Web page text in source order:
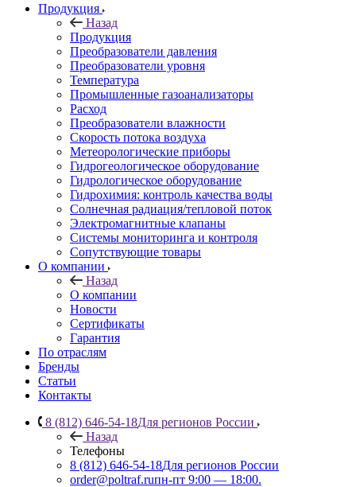
Продукция
Назад
Продукция
Преобразователи давления
Преобразователи уровня
Температура
Промышленные газоанализаторы
Расход
Преобразователи влажности
Скорость потока воздуха
Метеорологические приборы
Гидрогеологическое оборудование
Гидрологическое оборудование
Гидрохимия: контроль качества воды
Солнечная радиация/тепловой поток
Электромагнитные клапаны
Системы мониторинга и контроля
Сопутствующие товары
О компании
Назад
О компании
Новости
Сертификаты
Гарантия
По отраслям
Бренды
Статьи
Контакты
8 (812) 646-54-18Для регионов России
Назад
Телефоны
8 (812) 646-54-18Для регионов России
order@poltraf.ruпн-пт 9:00 — 18:00.